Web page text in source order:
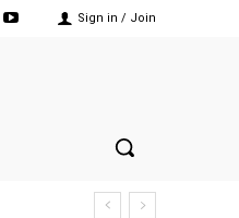
Sign in / Join